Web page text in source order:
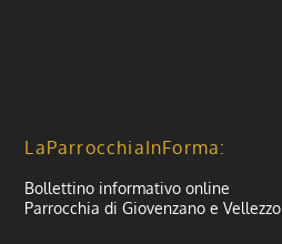
LaParrocchiaInForma:
Bollettino informativo online
Parrocchia di Giovenzano e Vellezzo